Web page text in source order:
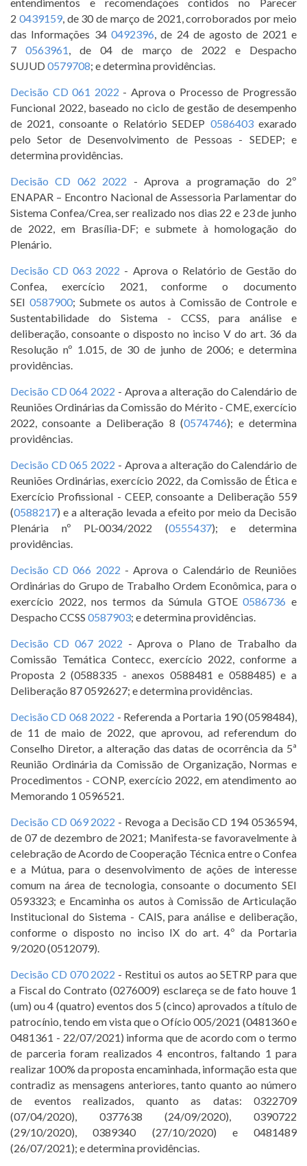
2 0439159, de 30 de março de 2021, corroborados por meio
das Informações 34 0492396 , de 24 de agosto de 2021 e
70563961
, de 04 de março de 2022 e Despacho
SUJUD 0579708; e determina providências.
Decisão CD 061 2022 - Aprova o Processo de Progressão
Funcional 2022, baseado no ciclo de gestão de desempenho
de 2021, consoante o Relatório SEDEP 0586403exarado
pelo Setor de Desenvolvimento de Pessoas - SEDEP; e
determina providências.
Decisão CD 062 2022 - Aprova a programação do 2º
ENAPAR – Encontro Nacional de Assessoria Parlamentar do
Sistema Confea/Crea, ser realizado nos dias 22 e 23 de junho
de 2022, em Brasília-DF; e submete à homologação do
Plenário.
Decisão CD 063 2022 - Aprova o Relatório de Gestão do
Confea, exercício 2021, conforme o documento
SEI 0587900; Submete os autos à Comissão de Controle e
Sustentabilidade do Sistema - CCSS, para análise e
deliberação, consoante o disposto no inciso V do art. 36 da
Resolução nº 1.015, de 30 de junho de 2006; e determina
providências.
Decisão CD 064 2022 - Aprova a alteração do Calendário de
Reuniões Ordinárias da Comissão do Mérito - CME, exercício
2022, consoante a Deliberação 8 (0574746); e determina
providências.
Decisão CD 065 2022 - Aprova a alteração do Calendário de
Reuniões Ordinárias, exercício 2022, da Comissão de Ética e
Exercício Profissional - CEEP, consoante a Deliberação 559
(0588217) e a alteração levada a efeito por meio da Decisão
Plenária nº PL-0034/2022 (0555437); e determina
providências.
Decisão CD 066 2022 - Aprova o Calendário de Reuniões
Ordinárias do Grupo de Trabalho Ordem Econômica, para o
exercício 2022, nos termos da Súmula GTOE0586736 e
Despacho CCSS 0587903; e determina providências.
Decisão CD 067 2022 - Aprova o Plano de Trabalho da
Comissão Temática Contecc, exercício 2022, conforme a
Proposta 2 (0588335 - anexos 0588481 e 0588485) e a
Deliberação 87 0592627; e determina providências.
Decisão CD 068 2022 - Referenda a Portaria 190 (0598484),
de 11 de maio de 2022, que aprovou, ad referendum do
Conselho Diretor, a alteração das datas de ocorrência da 5ª
Reunião Ordinária da Comissão de Organização, Normas e
Procedimentos - CONP, exercício 2022, em atendimento ao
Memorando 1 0596521.
Decisão CD 069 2022 - Revoga a Decisão CD 194 0536594,
de 07 de dezembro de 2021; Manifesta-se favoravelmente à
celebração de Acordo de Cooperação Técnica entre o Confea
e a Mútua, para o desenvolvimento de ações de interesse
comum na área de tecnologia, consoante o documento SEI
0593323; e Encaminha os autos à Comissão de Articulação
Institucional do Sistema - CAIS, para análise e deliberação,
conforme o disposto no inciso IX do art. 4º da Portaria
9/2020 (0512079).
Decisão CD 070 2022 - Restitui os autos ao SETRP para que
a Fiscal do Contrato (0276009) esclareça se de fato houve 1
(um) ou 4 (quatro) eventos dos 5 (cinco) aprovados a título de
patrocínio, tendo em vista que o Ofício 005/2021 (0481360 e
0481361 - 22/07/2021) informa que de acordo com o termo
de parceria foram realizados 4 encontros, faltando 1 para
realizar 100% da proposta encaminhada, informação esta que
contradiz as mensagens anteriores, tanto quanto ao número
de eventos realizados, quanto as datas: 0322709
(07/04/2020), 0377638 (24/09/2020), 0390722
(29/10/2020), 0389340 (27/10/2020) e 0481489
(26/07/2021); e determina providências.